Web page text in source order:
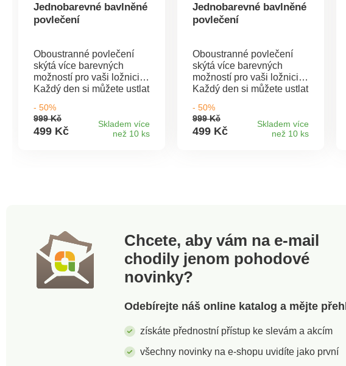
Jednobarevné bavlněné
povlečení
Oboustranné povlečení
skýtá více barevných
možností pro vaši ložnici.
Každý den si můžete ustlat
tomu vůbec nutné měnit
povlečení. Krásný
decentní design.100%
- 50%
999 Kč
499 Kč
Skladem více
než 10 ks
Jednobarevné bavlněné
povlečení
Oboustranné povlečení
skýtá více barevných
možností pro vaši ložnici.
Každý den si můžete ustlat
tomu vůbec nutné měnit
povlečení. Krásný
decentní design.100%
- 50%
999 Kč
499 Kč
Skladem více
než 10 ks
Chcete, aby vám na e-mail
chodily jenom pohodové
novinky?
Odebírejte náš online katalog a mějte
získáte přednostní přístup ke slevám a akcím
všechny novinky na e-shopu uvidíte jako první